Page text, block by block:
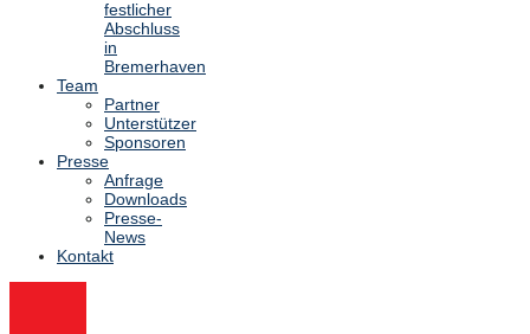
festlicher
Abschluss
in
Bremerhaven
Team
Partner
Unterstützer
Sponsoren
Presse
Anfrage
Downloads
Presse-
News
Kontakt